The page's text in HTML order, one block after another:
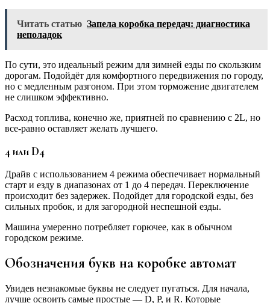
Читать статью Запела коробка передач: диагностика
неполадок
По сути, это идеальный режим для зимней езды по скользким
дорогам. Подойдёт для комфортного передвижения по городу,
но с медленным разгоном. При этом торможение двигателем
не слишком эффективно.
Расход топлива, конечно же, приятней по сравнению с 2L, но
все-равно оставляет желать лучшего.
4 или D4
Драйв с использованием 4 режима обеспечивает нормальный
старт и езду в диапазонах от 1 до 4 передач. Переключение
происходит без задержек. Подойдет для городской езды, без
сильных пробок, и для загородной неспешной езды.
Машина умеренно потребляет горючее, как в обычном
городском режиме.
Обозначения букв на коробке автомат
Увидев незнакомые буквы не следует пугаться. Для начала,
лучше освоить самые простые — D, P, и R. Которые